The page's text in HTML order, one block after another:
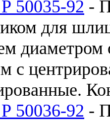
50035-92 -
для
диаметром
с
50036-92 -